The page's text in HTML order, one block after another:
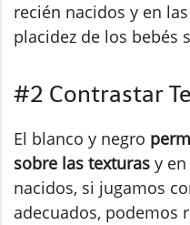
recién nacidos y en
placidez de los bebés
#2 Contrastar
El blanco y negro
sobre las texturas y
nacidos, si jugamos
adecuados, podemos